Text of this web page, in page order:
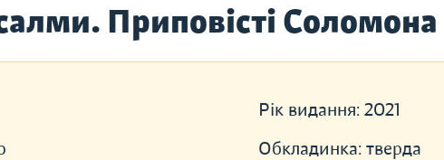
Приповісті Соломона
Рік видання: 2021
Обкладинка: тверда